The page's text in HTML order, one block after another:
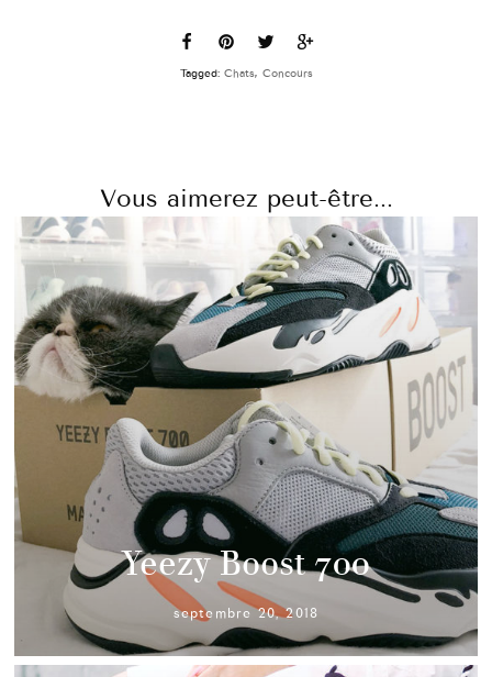
Tagged: Chats, Concours
Vous aimerez peut-être...
Yeezy Boost 700
septembre 20, 2018